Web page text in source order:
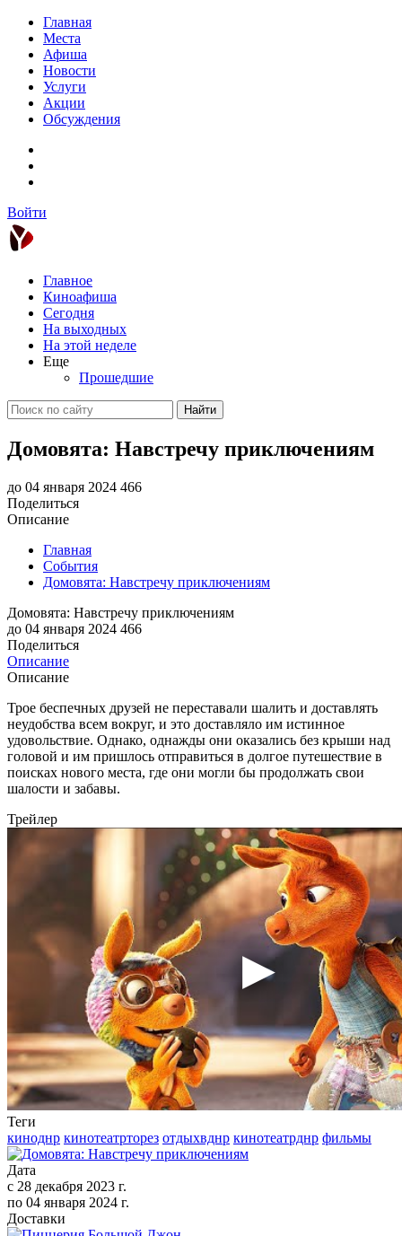
Главная
Места
Афиша
Новости
Услуги
Акции
Обсуждения
Войти
Главное
Киноафиша
Сегодня
На выходных
На этой неделе
Еще
Прошедшие
Найти
Домовята: Навстречу приключениям
до 04 января 2024 466
Поделиться
Описание
Главная
События
Домовята: Навстречу приключениям
Домовята: Навстречу приключениям
до 04 января 2024 466
Поделиться
Описание
Описание
Трое беспечных друзей не переставали шалить и доставлять
неудобства всем вокруг, и это доставляло им истинное
удовольствие. Однако, однажды они оказались без крыши над
головой и им пришлось отправиться в долгое путешествие в
поисках нового места, где они могли бы продолжать свои
шалости и забавы.
Трейлер
Теги
киноднр кинотеатрторез отдыхвднр кинотеатрднр фильмы
Дата
с 28 декабря 2023 г.
по 04 января 2024 г.
Доставки